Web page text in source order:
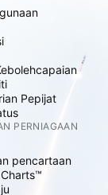
Pepijat
PERNIAGAAN
pencartaan